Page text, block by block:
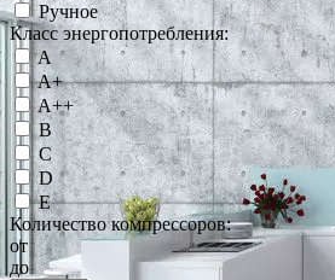
Ручное
Класс энергопотребления:
A
A+
A++
B
C
D
E
Количество компрессоров:
от
до